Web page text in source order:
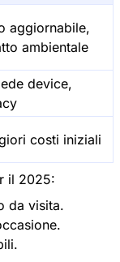
aggiornabile,
ambientale
device,
costi iniziali
il 2025:
da visita.